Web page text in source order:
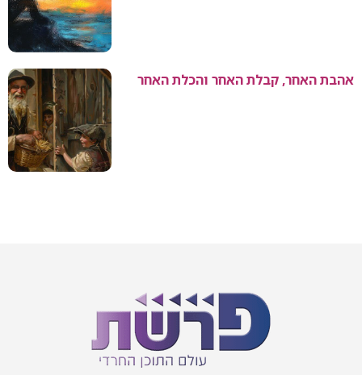
אהבת האחר, קבלת האחר והכלת האחר